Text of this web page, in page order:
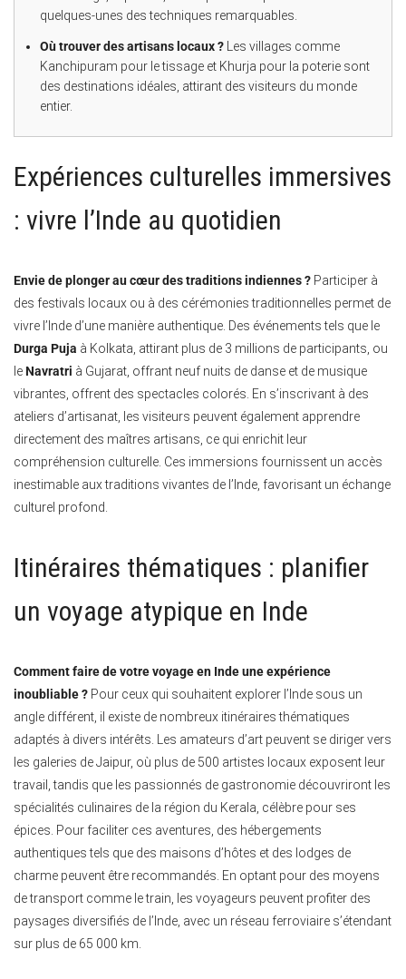
quelques-unes des techniques remarquables.
Où trouver des artisans locaux ? Les villages comme
Kanchipuram pour le tissage et Khurja pour la poterie sont
des destinations idéales, attirant des visiteurs du monde
entier.
Expériences culturelles immersives
: vivre l’Inde au quotidien
Envie de plonger au cœur des traditions indiennes ? Participer à
des festivals locaux ou à des cérémonies traditionnelles permet de
vivre l’Inde d’une manière authentique. Des événements tels que le
Durga Puja à Kolkata, attirant plus de 3 millions de participants, ou
leNavratri à Gujarat, offrant neuf nuits de danse et de musique
vibrantes, offrent des spectacles colorés. En s’inscrivant à des
ateliers d’artisanat, les visiteurs peuvent également apprendre
directement des maîtres artisans, ce qui enrichit leur
compréhension culturelle. Ces immersions fournissent un accès
inestimable aux traditions vivantes de l’Inde, favorisant un échange
culturel profond.
Itinéraires thématiques : planifier
un voyage atypique en Inde
Comment faire de votre voyage en Inde une expérience
inoubliable ? Pour ceux qui souhaitent explorer l’Inde sous un
angle différent, il existe de nombreux itinéraires thématiques
adaptés à divers intérêts. Les amateurs d’art peuvent se diriger vers
les galeries de Jaipur, où plus de 500 artistes locaux exposent leur
travail, tandis que les passionnés de gastronomie découvriront les
spécialités culinaires de la région du Kerala, célèbre pour ses
épices. Pour faciliter ces aventures, des hébergements
authentiques tels que des maisons d’hôtes et des lodges de
charme peuvent être recommandés. En optant pour des moyens
de transport comme le train, les voyageurs peuvent profiter des
paysages diversifiés de l’Inde, avec un réseau ferroviaire s’étendant
sur plus de 65 000 km.